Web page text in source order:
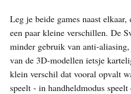
Leg je beide games naast
een paar kleine verschillen. De
minder gebruik van anti-
van de 3D-modellen ietsje
klein verschil dat vooral opvalt
speelt - in handheldmodus